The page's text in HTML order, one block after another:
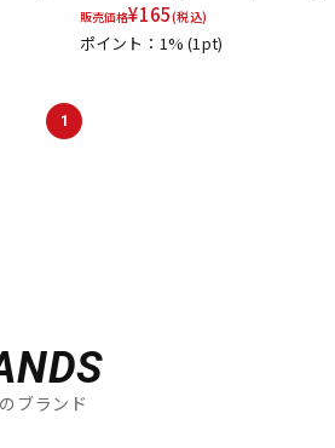
販売価格¥165(税込)
ポイント：1%(1pt)
1
ブランド